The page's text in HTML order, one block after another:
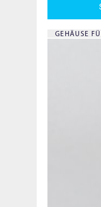
GEHÄUSE